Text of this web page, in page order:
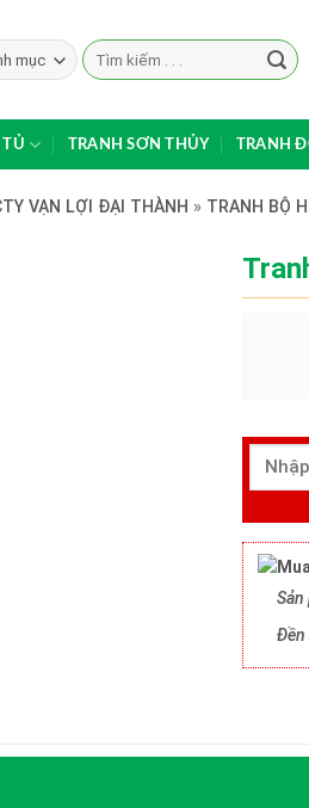
Search
for:
TỦ TRANH SƠN THỦY TRANH
VẠN LỢI ĐẠI THÀNH » TRANH BỘ
Sản
Đền